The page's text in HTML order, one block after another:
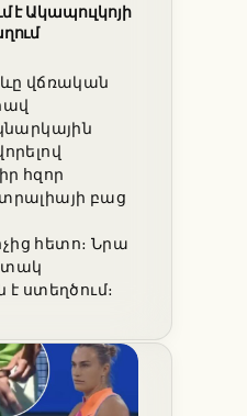
է Ակապուլկոյի
վճռական
հզոր
բաց
հետո։ Նրա
ստեղծում։